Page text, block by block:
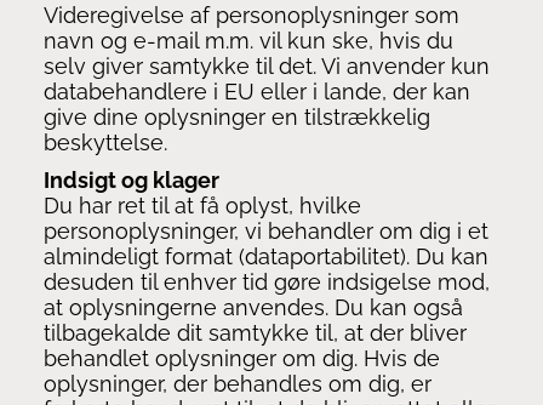
Videregivelse af personoplysninger som
navn og e-mail m.m. vil kun ske, hvis du
selv giver samtykke til det. Vi anvender kun
databehandlere i EU eller i lande, der kan
give dine oplysninger en tilstrækkelig
beskyttelse.
Indsigt og klager
Du har ret til at få oplyst, hvilke
personoplysninger, vi behandler om dig i et
almindeligt format (dataportabilitet). Du kan
desuden til enhver tid gøre indsigelse mod,
at oplysningerne anvendes. Du kan også
tilbagekalde dit samtykke til, at der bliver
behandlet oplysninger om dig. Hvis de
oplysninger, der behandles om dig, er